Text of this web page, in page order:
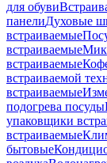
для обуви
панелиДуховые
встраиваемые
встраиваемые
встраиваемые
встраиваемой
встраиваемые
подогрева посуды
упаковщики
встраиваемые
бытовые